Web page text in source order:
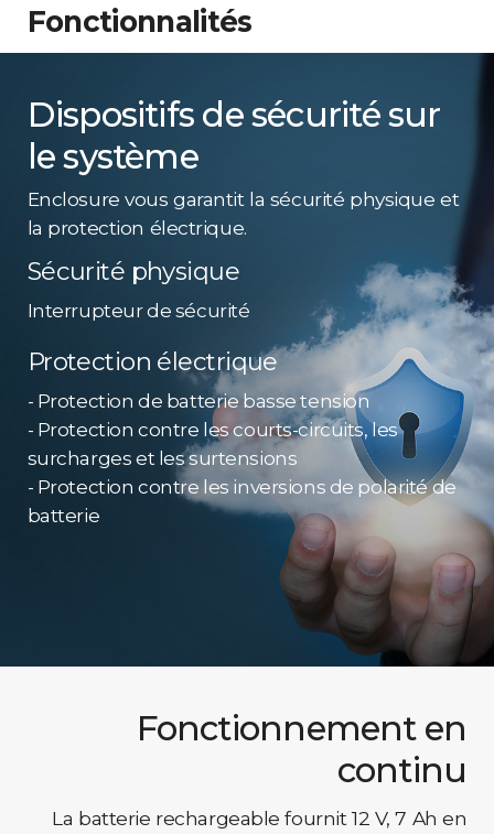
Fonctionnalités
Dispositifs de sécurité sur
le système
Enclosure vous garantit la sécurité physique et
la protection électrique.
Sécurité physique
Interrupteur de sécurité
Protection électrique
- Protection de batterie basse tension
- Protection contre les courts-circuits, les
surcharges et les surtensions
- Protection contre les inversions de polarité de
batterie
Fonctionnement en
continu
La batterie rechargeable fournit 12 V, 7 Ah en